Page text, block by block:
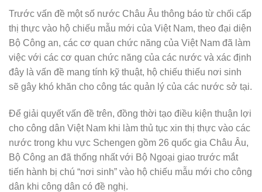
Trước vấn đề một số nước Châu Âu thông báo từ chối cấp
thị thực vào hộ chiếu mẫu mới của Việt Nam, theo đại diện
Bộ Công an, các cơ quan chức năng của Việt Nam đã làm
việc với các cơ quan chức năng của các nước và xác định
đây là vấn đề mang tính kỹ thuật, hộ chiếu thiếu nơi sinh
sẽ gây khó khăn cho công tác quản lý của các nước sở tại.
Để giải quyết vấn đề trên, đồng thời tạo điều kiện thuận lợi
cho công dân Việt Nam khi làm thủ tục xin thị thực vào các
nước trong khu vực Schengen gồm 26 quốc gia Châu Âu,
Bộ Công an đã thống nhất với Bộ Ngoại giao trước mắt
tiến hành bị chú “nơi sinh” vào hộ chiếu mẫu mới cho công
dân khi công dân có đề nghị.